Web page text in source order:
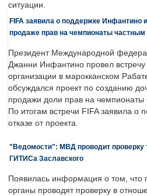
ситуации.
FIFA заявила о поддержке Инфантино
продаже прав на чемпионаты частным
Президент Международной
Джанни Инфантино провел
организации в марокканском
обсуждался проект по созданию
продажи доли прав на чемпионаты
По итогам встречи FIFA заявила о
отказе от проекта.
"Ведомости": МВД проводит проверку
ГИТИСа Заславского
Появилась информация о том, что
органы проводят проверку в